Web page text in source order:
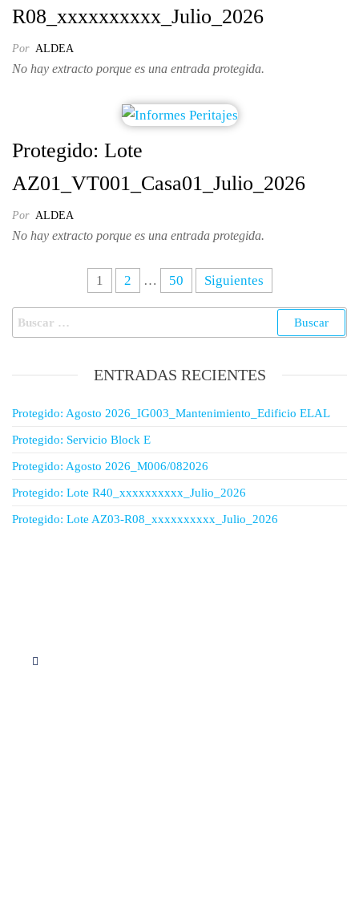
R08_xxxxxxxxxx_Julio_2026
Por ALDEA
No hay extracto porque es una entrada protegida.
Protegido: Lote
AZ01_VT001_Casa01_Julio_2026
Por ALDEA
No hay extracto porque es una entrada protegida.
1 2 … 50 Siguientes
ENTRADAS RECIENTES
Protegido: Agosto 2026_IG003_Mantenimiento_Edificio ELAL
Protegido: Servicio Block E
Protegido: Agosto 2026_M006/082026
Protegido: Lote R40_xxxxxxxxxx_Julio_2026
Protegido: Lote AZ03-R08_xxxxxxxxxx_Julio_2026